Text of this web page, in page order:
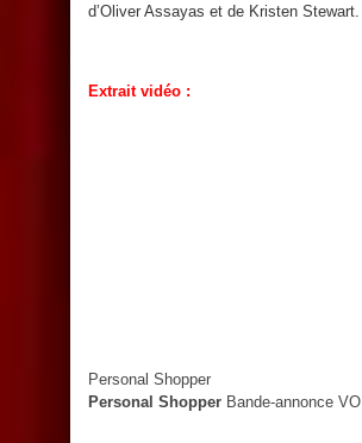
d’Oliver Assayas et de Kristen Stewart.
Extrait vidéo :
Personal Shopper
Personal Shopper Bande-annonce VO